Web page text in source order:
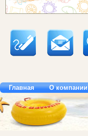
Главная О компании